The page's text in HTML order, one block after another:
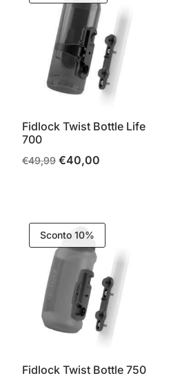
recente
Fidlock Twist Bottle Life
700
€49,99 Il
€49,99.
€40,00
Sconto 10%
Fidlock Twist Bottle 750